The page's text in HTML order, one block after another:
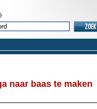
naar baas te maken